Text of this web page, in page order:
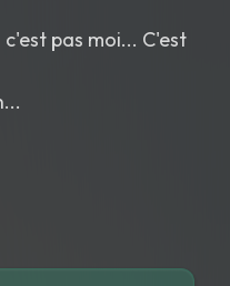
pas moi... C'est